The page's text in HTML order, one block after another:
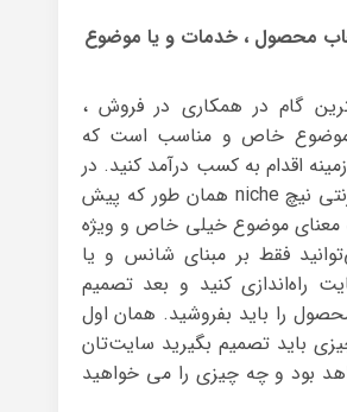
محصول ، خدمات و یا موضوع
گام در همکاری در فروش ،
خاص و مناسب است که
اقدام به کسب درآمد کنید. در
بازاریابی اینترنتی نیچ niche همان طور که پیش
معنای موضوع خیلی خاص و ویژه
فقط بر مبنای شانس و یا
راه‌اندازی کنید و بعد تصمیم
را باید بفروشید. همان اول
باید تصمیم بگیرید سایت‌تان
بود و چه چیزی را می خواهید